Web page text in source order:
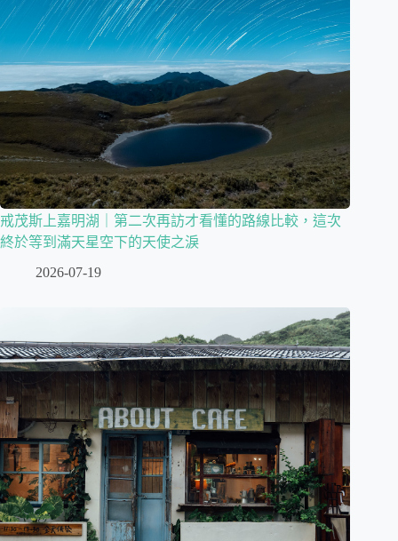
戒茂斯上嘉明湖｜第二次再訪才看懂的路線比較，這次
終於等到滿天星空下的天使之淚
2026-07-19